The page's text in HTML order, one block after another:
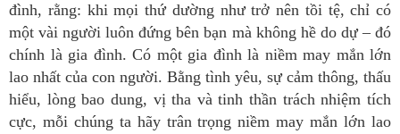
đình, rằng: khi mọi thứ dường như trở nên tồi tệ, chỉ có
một vài người luôn đứng bên bạn mà không hề do dự – đó
chính là gia đình. Có một gia đình là niềm may mắn lớn
lao nhất của con người. Bằng tình yêu, sự cảm thông, thấu
hiểu, lòng bao dung, vị tha và tinh thần trách nhiệm tích
cực, mỗi chúng ta hãy trân trọng niềm may mắn lớn lao